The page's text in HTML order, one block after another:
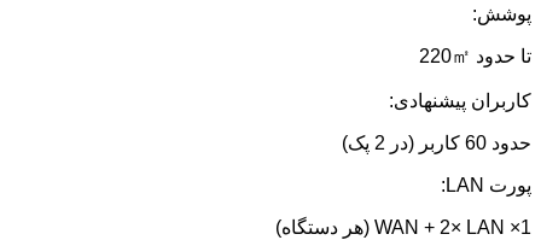
پوشش:
تا حدود 220㎡
کاربران پیشنهادی:
حدود 60 کاربر (در 2 پک)
پورت LAN:
1× WAN + 2× LAN (هر دستگاه)